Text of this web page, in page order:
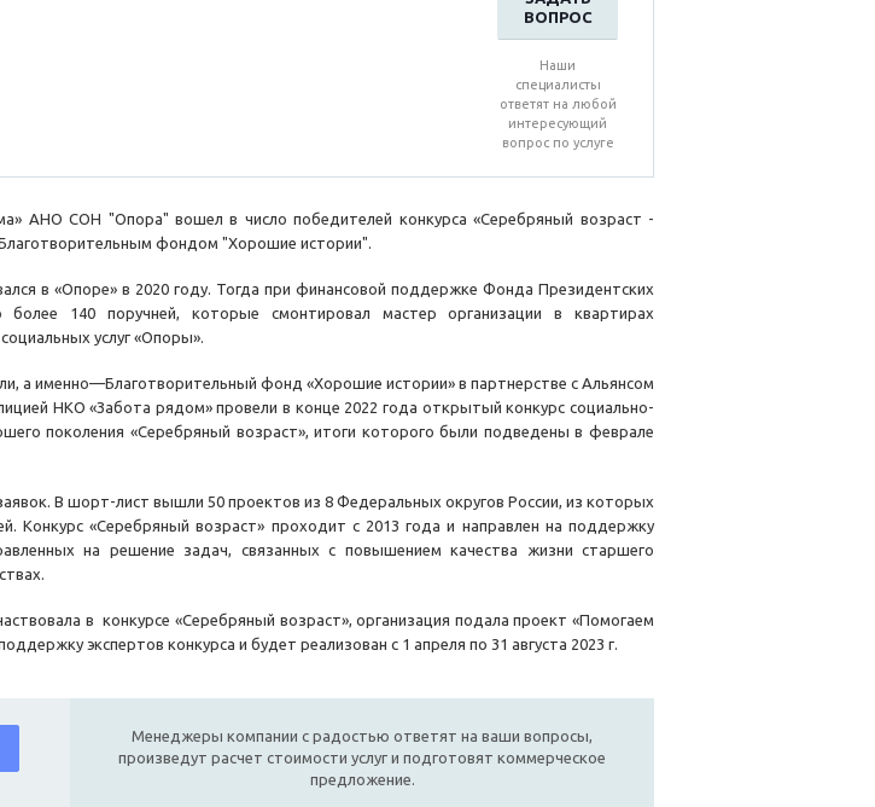
ВОПРОС
Наши
специалисты
ответят на любой
интересующий
вопрос по услуге
АНО СОН "Опора" вошел в число победителей конкурса «Серебряный возраст -
Благотворительным фондом "Хорошие истории".
в «Опоре» в 2020 году. Тогда при финансовой поддержке Фонда Президентских
более 140 поручней, которые смонтировал мастер организации в квартирах
услуг «Опоры».
а именно—Благотворительный фонд «Хорошие истории» в партнерстве с Альянсом
НКО «Забота рядом» провели в конце 2022 года открытый конкурс социально-
поколения «Серебряный возраст», итоги которого были подведены в феврале
В шорт-лист вышли 50 проектов из 8 Федеральных округов России, из которых
Конкурс «Серебряный возраст» проходит с 2013 года и направлен на поддержку
на решение задач, связанных с повышением качества жизни старшего
в конкурсе «Серебряный возраст», организация подала проект «Помогаем
экспертов конкурса и будет реализован с 1 апреля по 31 августа 2023 г.
Менеджеры компании с радостью ответят на ваши вопросы,
произведут расчет стоимости услуг и подготовят коммерческое
предложение.